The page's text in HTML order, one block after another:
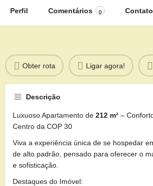
Perfil Comentários 0 Contato
Obter rota Ligar agora!
Descrição
Luxuoso Apartamento de 212 m² –
Centro da COP 30
Viva a experiência única de se hospedar
de alto padrão, pensado para oferecer o
e sofisticação.
Destaques do Imóvel: